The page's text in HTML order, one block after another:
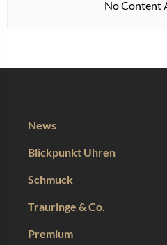
No Content
News
Blickpunkt Uhren
Schmuck
Trauringe & Co.
Premium